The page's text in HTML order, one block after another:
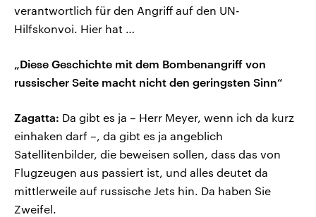
verantwortlich für den Angriff auf den UN-
Hilfskonvoi. Hier hat …
„Diese Geschichte mit dem Bombenangriff von
russischer Seite macht nicht den geringsten Sinn“
Zagatta: Da gibt es ja – Herr Meyer, wenn ich da kurz
einhaken darf –, da gibt es ja angeblich
Satellitenbilder, die beweisen sollen, dass das von
Flugzeugen aus passiert ist, und alles deutet da
mittlerweile auf russische Jets hin. Da haben Sie
Zweifel.